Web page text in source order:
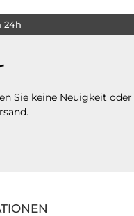
24h
Sie keine Neuigkeit oder